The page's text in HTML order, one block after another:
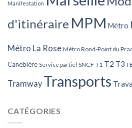
Manifestation
d'itinéraire MPM Métro
Métro La Rose Métro Rond-Point du
Canebière Service partiel SNCF T1 T2 T3
Tramway Transports
CATÉGORIES